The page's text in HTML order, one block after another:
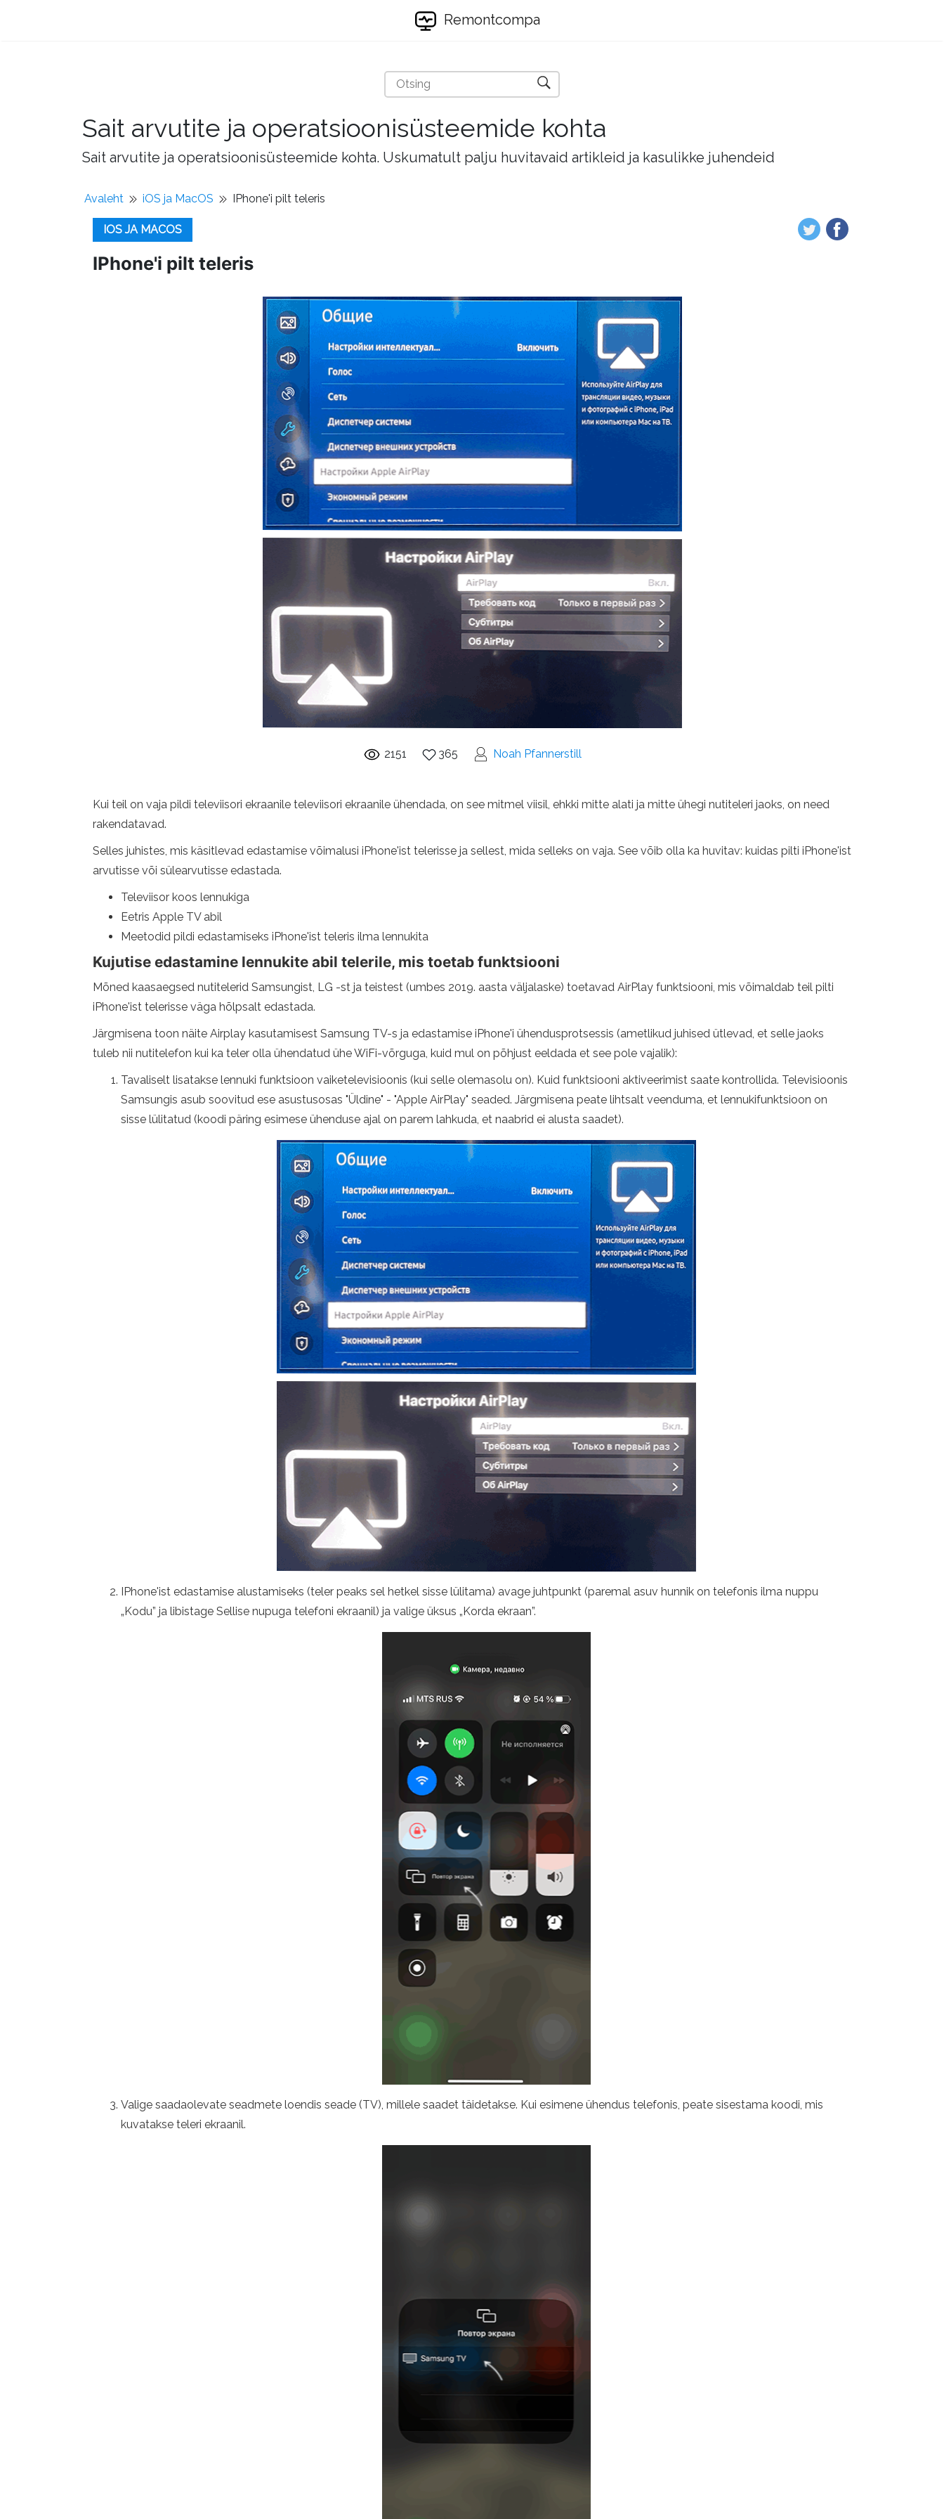
Remontcompa
Sait arvutite ja operatsioonisüsteemide kohta
Sait arvutite ja operatsioonisüsteemide kohta. Uskumatult palju huvitavaid artikleid ja kasulikke juhendeid
Avaleht iOS ja MacOS IPhone'i pilt teleris
IOS JA MACOS
IPhone'i pilt teleris
2151 365 Noah Pfannerstill
Kui teil on vaja pildi televiisori ekraanile televiisori ekraanile ühendada, on see mitmel viisil, ehkki mitte alati ja mitte ühegi nutiteleri jaoks, on need
rakendatavad.
Selles juhistes, mis käsitlevad edastamise võimalusi iPhone'ist telerisse ja sellest, mida selleks on vaja. See võib olla ka huvitav: kuidas pilti iPhone'ist
arvutisse või sülearvutisse edastada.
Televiisor koos lennukiga
Eetris Apple TV abil
Meetodid pildi edastamiseks iPhone'ist teleris ilma lennukita
Kujutise edastamine lennukite abil telerile, mis toetab funktsiooni
Mõned kaasaegsed nutitelerid Samsungist, LG -st ja teistest (umbes 2019. aasta väljalaske) toetavad AirPlay funktsiooni, mis võimaldab teil pilti
iPhone'ist telerisse väga hõlpsalt edastada.
Järgmisena toon näite Airplay kasutamisest Samsung TV-s ja edastamise iPhone'i ühendusprotsessis (ametlikud juhised ütlevad, et selle jaoks
tuleb nii nutitelefon kui ka teler olla ühendatud ühe WiFi-võrguga, kuid mul on põhjust eeldada et see pole vajalik):
Tavaliselt lisatakse lennuki funktsioon vaiketelevisioonis (kui selle olemasolu on). Kuid funktsiooni aktiveerimist saate kontrollida. Televisioonis
Samsungis asub soovitud ese asustusosas "Üldine" - "Apple AirPlay" seaded. Järgmisena peate lihtsalt veenduma, et lennukifunktsioon on
sisse lülitatud (koodi päring esimese ühenduse ajal on parem lahkuda, et naabrid ei alusta saadet).
IPhone'ist edastamise alustamiseks (teler peaks sel hetkel sisse lülitama) avage juhtpunkt (paremal asuv hunnik on telefonis ilma nuppu
„Kodu” ja libistage Sellise nupuga telefoni ekraanil) ja valige üksus „Korda ekraan”.
Valige saadaolevate seadmete loendis seade (TV), millele saadet täidetakse. Kui esimene ühendus telefonis, peate sisestama koodi, mis
kuvatakse teleri ekraanil.